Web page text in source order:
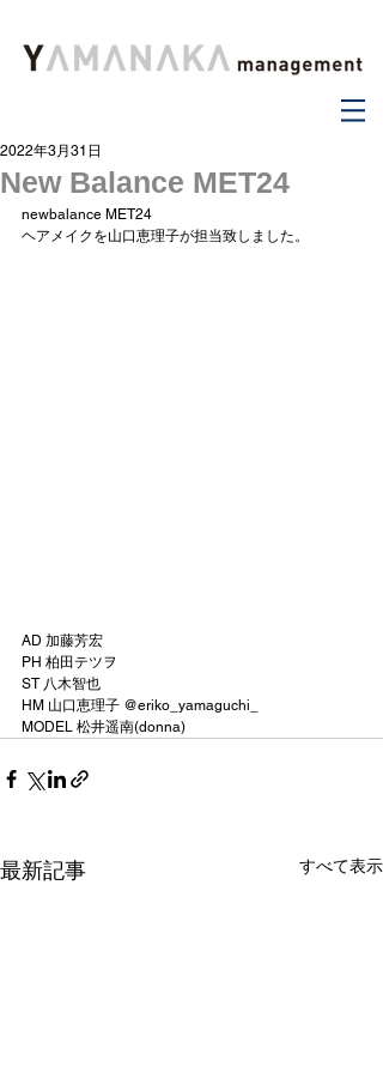
New Balance MET24
2022年3月31日
newbalance MET24
ヘアメイクを山口恵理子が担当致しました。
AD 加藤芳宏
PH 柏田テツヲ
ST 八木智也
HM 山口恵理子 @eriko_yamaguchi_
MODEL 松井遥南(donna)
最新記事 すべて表示